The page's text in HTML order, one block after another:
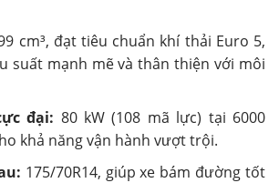
cm³, đạt tiêu chuẩn khí thải Euro 5,
suất mạnh mẽ và thân thiện với môi
đại: 80 kW (108 mã lực) tại 6000
khả năng vận hành vượt trội.
175/70R14, giúp xe bám đường tốt